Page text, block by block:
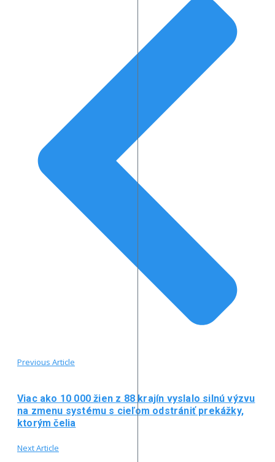
Previous Article
Viac ako 10 000 žien z 88 krajín vyslalo silnú výzvu
na zmenu systému s cieľom odstrániť prekážky,
ktorým čelia
Next Article